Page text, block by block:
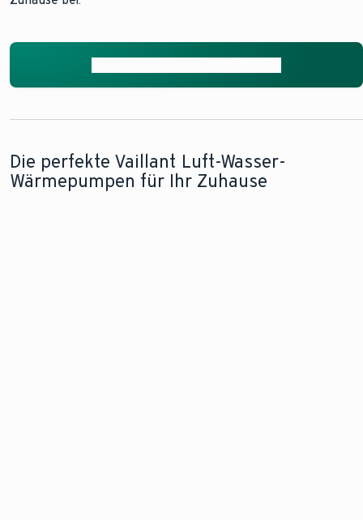
Die perfekte Vaillant Luft-Wasser-
Wärmepumpen für Ihr Zuhause